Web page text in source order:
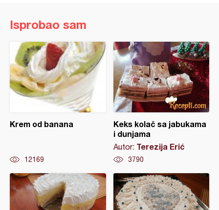
Isprobao sam
Krem od banana
12169
Keks kolač sa jabukama
i dunjama
Autor: Terezija Erić
3790